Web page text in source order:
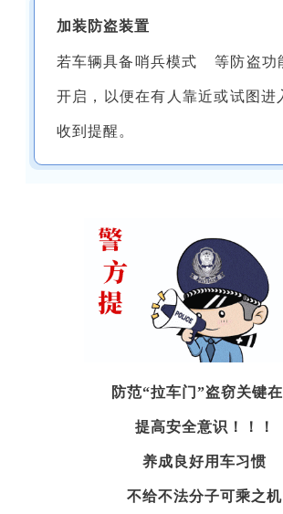
加装防盗装置
若车辆具备 哨兵模式 等防盗功
开启，以便在有人靠近或试图进
收到提醒。
防范“拉车门”盗窃关键
提高安全意识！！！
养成良好用车习惯
不给不法分子可乘之机